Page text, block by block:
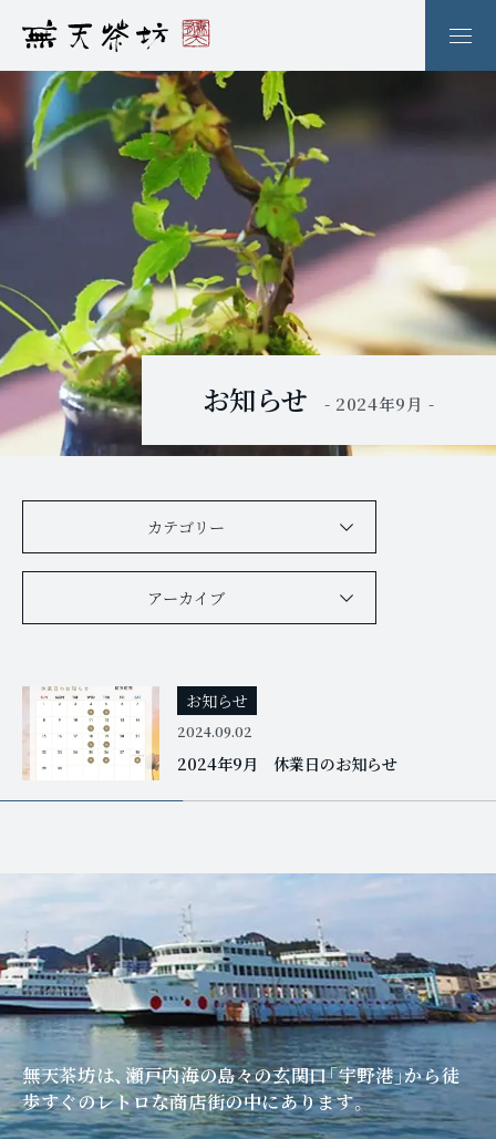
お知らせ - 2024年9月 -
カテゴリー
アーカイブ
お知らせ
2024.09.02
2024年9月 休業日のお知らせ
無天茶坊は、瀬戸内海の島々の玄関口「宇野港」から徒
歩すぐのレトロな商店街の中にあります。